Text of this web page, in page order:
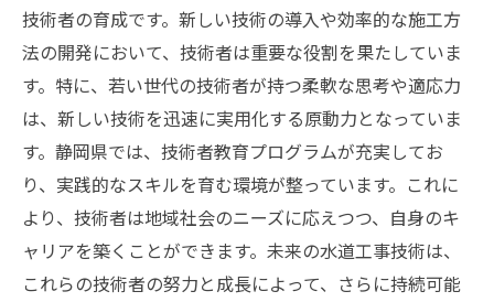
技術者の育成です。新しい技術の導入や効率的な施工方
法の開発において、技術者は重要な役割を果たしていま
す。特に、若い世代の技術者が持つ柔軟な思考や適応力
は、新しい技術を迅速に実用化する原動力となっていま
す。静岡県では、技術者教育プログラムが充実してお
り、実践的なスキルを育む環境が整っています。これに
より、技術者は地域社会のニーズに応えつつ、自身のキ
ャリアを築くことができます。未来の水道工事技術は、
これらの技術者の努力と成長によって、さらに持続可能